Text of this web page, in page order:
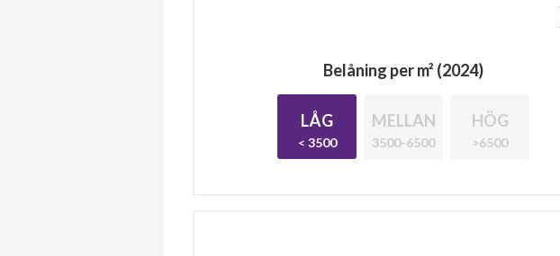
Belåning per m² (2024)
LÅG
< 3500
MELLAN
3500-6500
HÖG
>6500